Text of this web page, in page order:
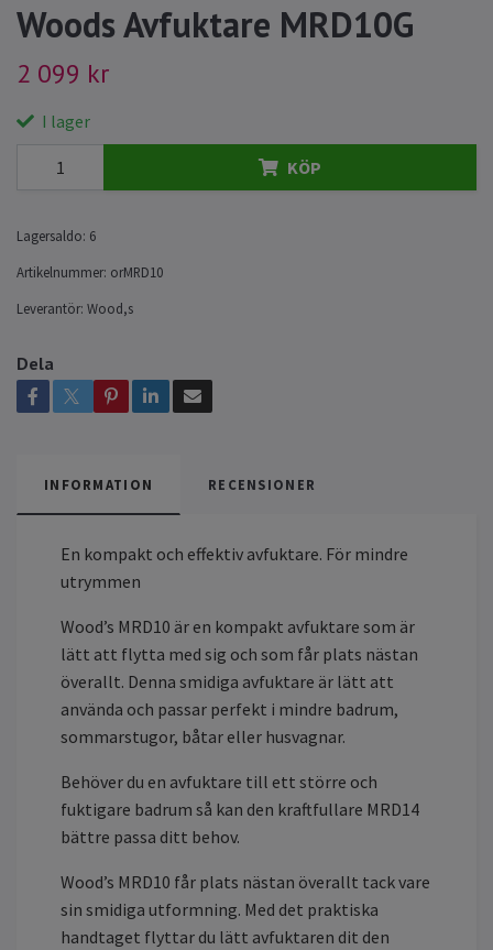
Woods Avfuktare MRD10G
2 099 kr
I lager
KÖP
Lagersaldo: 6
Artikelnummer: orMRD10
Leverantör: Wood,s
Dela
INFORMATION RECENSIONER
En kompakt och effektiv avfuktare. För mindre
utrymmen
Wood’s MRD10 är en kompakt avfuktare som är
lätt att flytta med sig och som får plats nästan
överallt. Denna smidiga avfuktare är lätt att
använda och passar perfekt i mindre badrum,
sommarstugor, båtar eller husvagnar.
Behöver du en avfuktare till ett större och
fuktigare badrum så kan den kraftfullare MRD14
bättre passa ditt behov.
Wood’s MRD10 får plats nästan överallt tack vare
sin smidiga utformning. Med det praktiska
handtaget flyttar du lätt avfuktaren dit den